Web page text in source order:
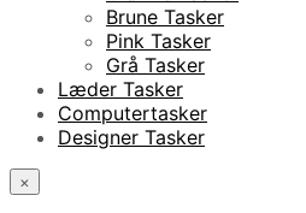
Brune Tasker
Pink Tasker
Grå Tasker
Læder Tasker
Computertasker
Designer Tasker
×